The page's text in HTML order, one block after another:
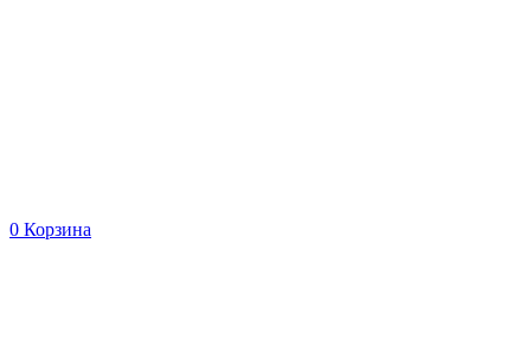
0 Корзина